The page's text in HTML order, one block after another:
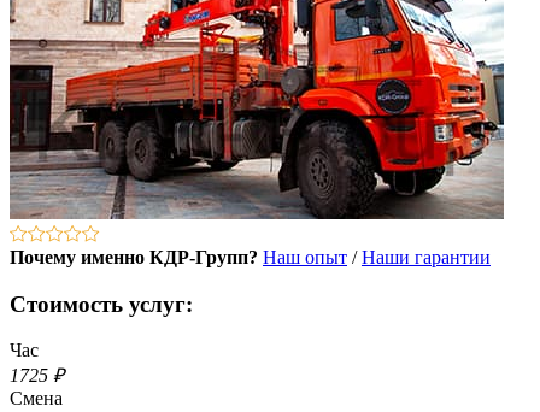
Почему именно КДР-Групп? Наш опыт /Наши гарантии
Стоимость услуг:
Час
1725 ₽
Смена